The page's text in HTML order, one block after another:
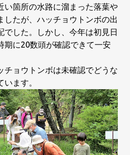
い箇所の水路に溜まった落葉や
したが、ハッチョウトンボの出
でした。しかし、今年は初見日
期に20数頭が確認できて一安
チョウトンボは未確認でどうな
ます。